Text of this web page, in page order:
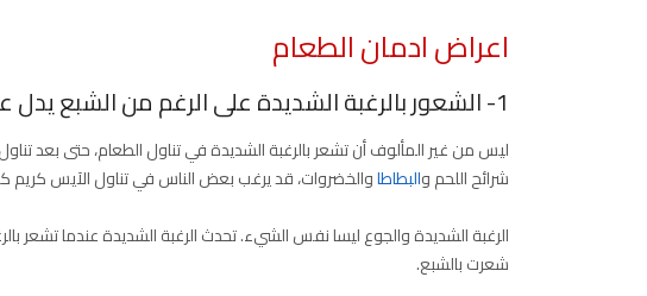
اعراض ادمان الطعام
1- الشعور بالرغبة الشديدة على الرغم من الشبع يدل على ادمان الطعام
ليس من غير المألوف أن تشعر بالرغبة الشديدة في تناول الطعام، حتى بعد
شرائح اللحم والبطاطاوالخضروات، قد يرغب بعض الناس في تناول الآيس كريم
الرغبة الشديدة والجوع ليسا نفس الشيء. تحدث الرغبة الشديدة عندما تشعر
شعرت بالشبع.